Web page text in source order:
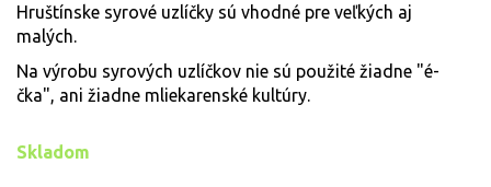
Hruštínske syrové uzlíčky sú vhodné pre veľkých aj
malých.
Na výrobu syrových uzlíčkov nie sú použité žiadne "é-
čka", ani žiadne mliekarenské kultúry.
Skladom